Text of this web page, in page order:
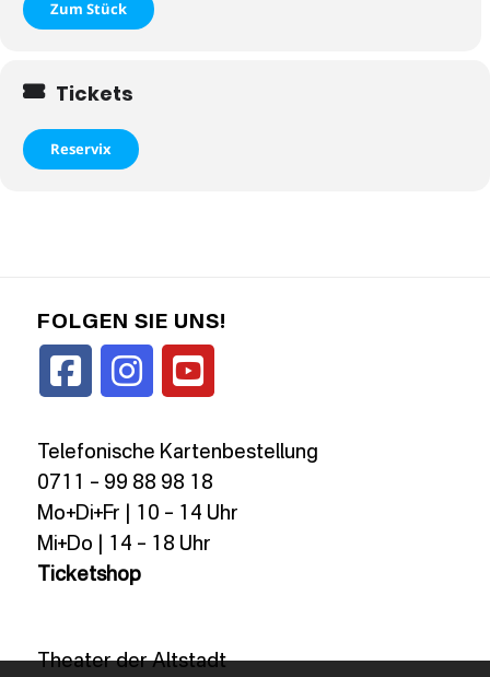
Zum Stück
Tickets
Reservix
FOLGEN SIE UNS!
Telefonische Kartenbestellung
0711 – 99 88 98 18
Mo+Di+Fr | 10 – 14 Uhr
Mi+Do | 14 – 18 Uhr
Ticketshop
Theater der Altstadt